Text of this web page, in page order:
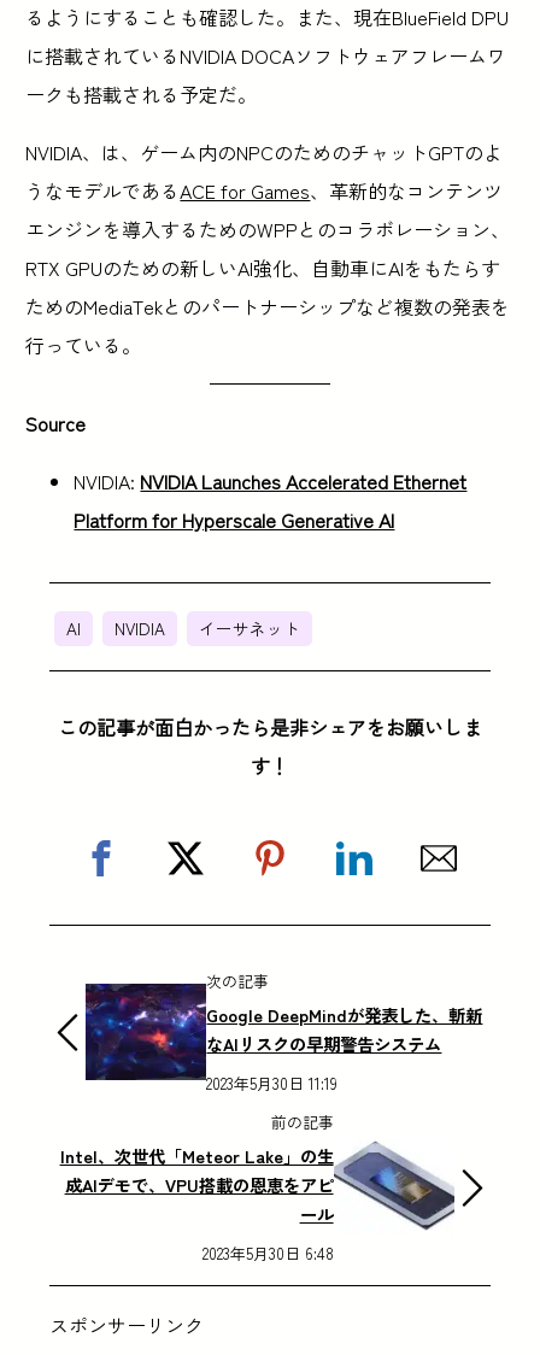
るようにすることも確認した。また、現在BlueField DPU
に搭載されているNVIDIA DOCAソフトウェアフレームワ
ークも搭載される予定だ。
NVIDIA、は、ゲーム内のNPCのためのチャットGPTのよ
うなモデルであるACE for Games、革新的なコンテンツ
エンジンを導入するためのWPPとのコラボレーション、
RTX GPUのための新しいAI強化、自動車にAIをもたらす
ためのMediaTekとのパートナーシップなど複数の発表を
行っている。
Source
NVIDIA: NVIDIA Launches Accelerated Ethernet
Platform for Hyperscale Generative AI
AI NVIDIA イーサネット
この記事が面白かったら是非シェアをお願いしま
す！
次の記事
Google DeepMindが発表した、斬新
なAIリスクの早期警告システム
2023年5月30日 11:19
前の記事
Intel、次世代「Meteor Lake」の生
成AIデモで、VPU搭載の恩恵をアピ
ール
2023年5月30日 6:48
スポンサーリンク